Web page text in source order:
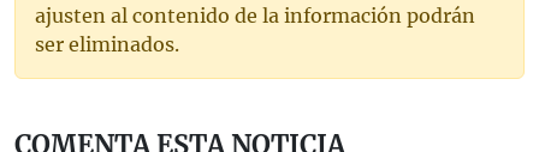
ajusten al contenido de la información podrán
ser eliminados.
COMENTA ESTA NOTICIA